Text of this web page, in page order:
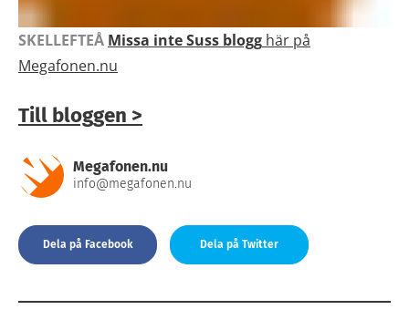
SKELLEFTEÅ Missa inte Suss blogg här på
Megafonen.nu
Till bloggen >
Megafonen.nu
info@megafonen.nu
Dela på Facebook Dela på Twitter